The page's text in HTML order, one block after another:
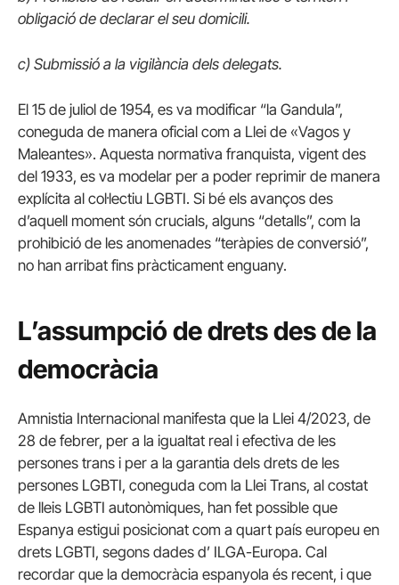
obligació de declarar el seu domicili.
c) Submissió a la vigilància dels delegats.
El 15 de juliol de 1954, es va modificar “la Gandula”,
coneguda de manera oficial com a Llei de «Vagos y
Maleantes». Aquesta normativa franquista, vigent des
del 1933, es va modelar per a poder reprimir de manera
explícita al col·lectiu LGBTI. Si bé els avanços des
d’aquell moment són crucials, alguns “detalls”, com la
prohibició de les anomenades “teràpies de conversió”,
no han arribat fins pràcticament enguany.
L’assumpció de drets des de la
democràcia
Amnistia Internacional manifesta que la Llei 4/2023, de
28 de febrer, per a la igualtat real i efectiva de les
persones trans i per a la garantia dels drets de les
persones LGBTI, coneguda com la Llei Trans, al costat
de lleis LGBTI autonòmiques, han fet possible que
Espanya estigui posicionat com a quart país europeu en
drets LGBTI, segons dades d’ ILGA-Europa. Cal
recordar que la democràcia espanyola és recent, i que